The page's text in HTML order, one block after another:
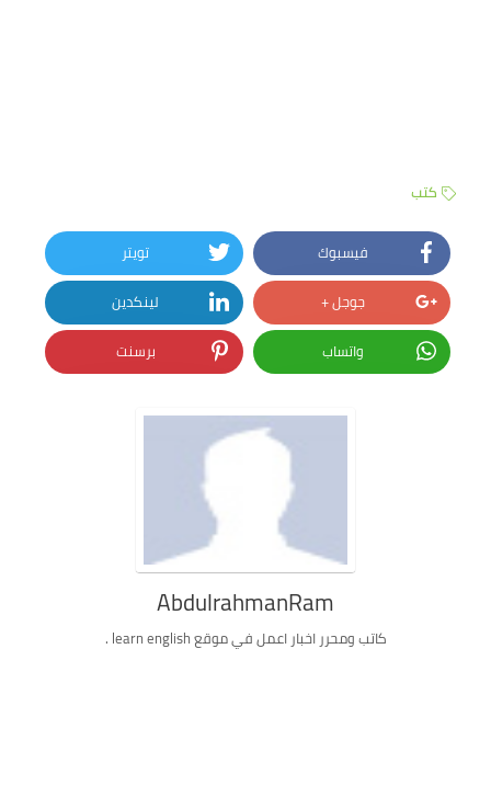
كتب
فيسبوك
تويتر
جوجل +
لينكدين
واتساب
برسنت
AbdulrahmanRam
كاتب ومحرر اخبار اعمل في موقع learn english .